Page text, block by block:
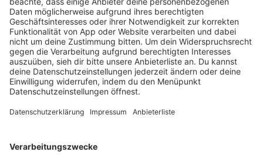
HOME
RADIOS
barba radio
Lagerfeuer
Füße hoch
Schmusekatze
Song Contest
Mädelsabend
Ich hasse Sport